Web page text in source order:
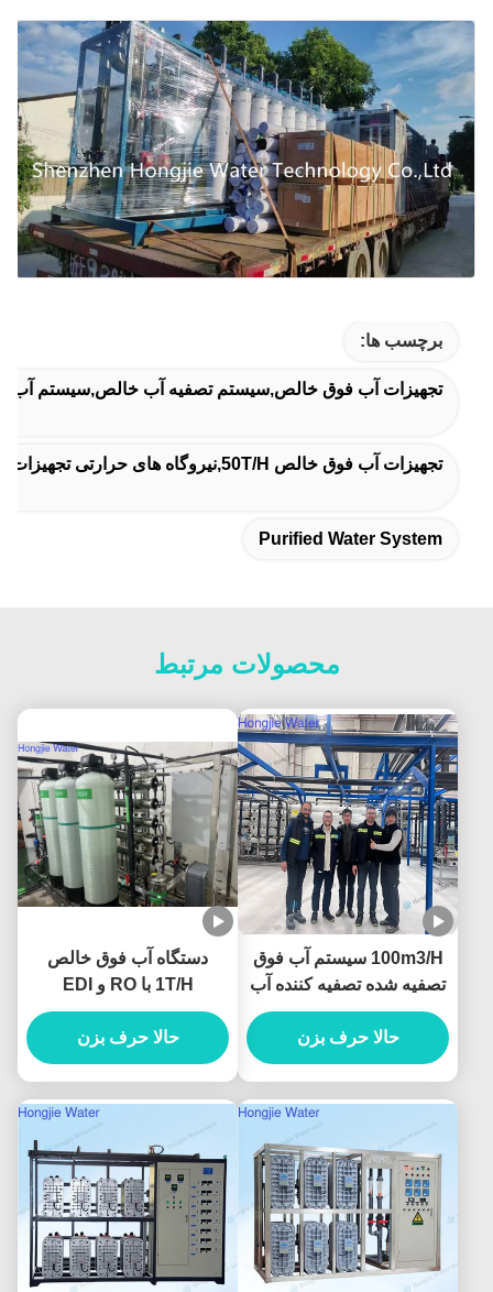
برچسب ها:
تجهیزات آب فوق خالص,سیستم تصفیه آب خالص,سیستم آب
تجهیزات آب فوق خالص 50T/H,نیروگاه های حرارتی تجهیزات آب فوق خالص,دستگاه آب فوق خالص با تکنولوژی پیشرفته
Purified Water System
محصولات مرتبط
100m3/H سیستم آب فوق
تصفیه شده تصفیه کننده آب
صنعتی با واحدهای
UF+RO+EDI
حالا حرف بزن
دستگاه آب فوق خالص
1T/H با RO و EDI
حالا حرف بزن